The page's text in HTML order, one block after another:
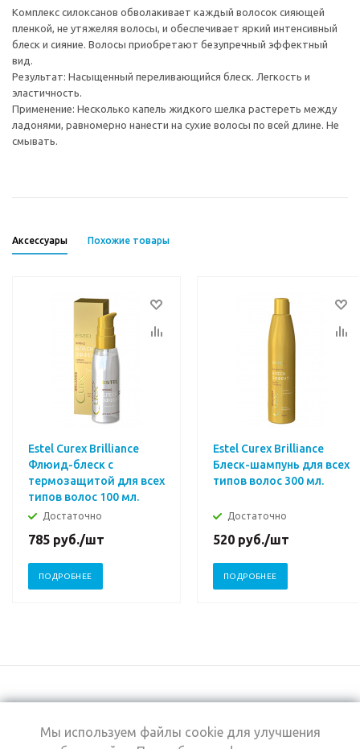
Комплекс силоксанов обволакивает каждый волосок сияющей
пленкой, не утяжеляя волосы, и обеспечивает яркий интенсивный
блеск и сияние. Волосы приобретают безупречный эффектный
вид.
Результат: Насыщенный переливающийся блеск. Легкость и
эластичность.
Применение: Несколько капель жидкого шелка растереть между
ладонями, равномерно нанести на сухие волосы по всей длине. Не
смывать.
Аксессуары Похожие товары
Estel Curex Brilliance
Флюид-блеск c
термозащитой для всех
типов волос 100 мл.
Достаточно
785 руб./шт
ПОДРОБНЕЕ
Estel Curex Brilliance
Блеск-шампунь для всех
типов волос 300 мл.
Достаточно
520 руб./шт
ПОДРОБНЕЕ
+7 (495) 969-0950
Мы используем файлы cookie для улучшения